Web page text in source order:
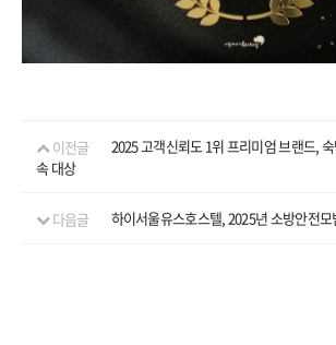
이전글
2025 고객신뢰도 1위 프리미엄 브랜드,
속 대상
다음글
하이서울유스호스텔, 2025년 소방안전